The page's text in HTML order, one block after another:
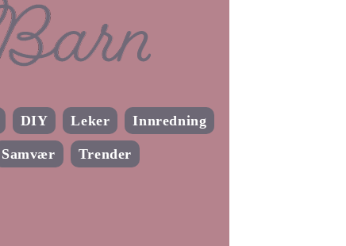
DIY Leker Innredning
Samvær Trender